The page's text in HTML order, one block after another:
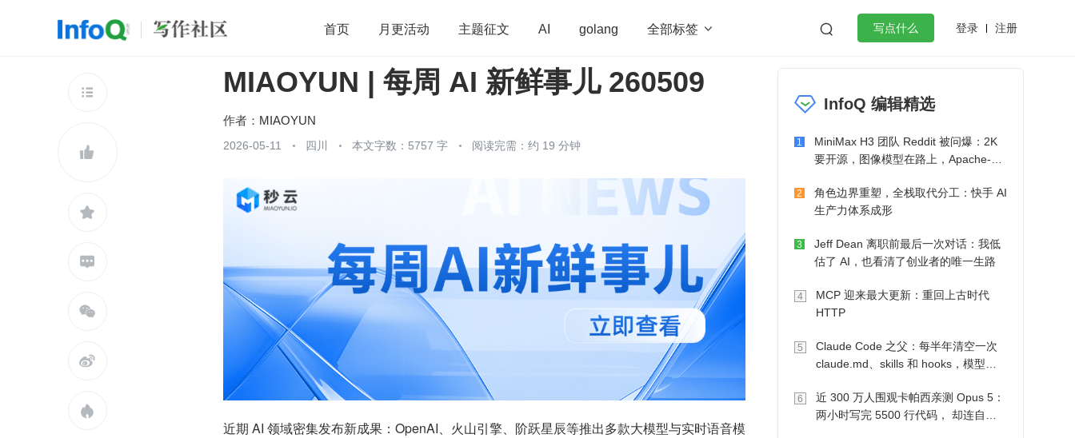
首页 月更活动 主题征文 AI golang 全部标签   写点什么 登录 注册
开源 架构 OpenHarmony 算法 学习方法 Web3.0 高效工作
微服务架构 flutter
查看更多







MIAOYUN | 每周 AI 新鲜事儿 260509
作者： MIAOYUN
2026-05-11 四川 本文字数：5757 字 阅读完需：约 19 分钟
近期 AI 领域密集发布新成果：OpenAI、火山引擎、阶跃星辰等推出多款大模型与实时语音模
InfoQ 编辑精选
1
MiniMax H3 团队 Reddit 被问爆：2K
要开源，图像模型在路上，Apache-2.0
2
角色边界重塑，全栈取代分工：快手 AI
生产力体系成形
3
Jeff Dean 离职前最后一次对话：我低
估了 AI，也看清了创业者的唯一生路
4
MCP 迎来最大更新：重回上古时代
HTTP
5
Claude Code 之父：每半年清空一次
claude.md、skills 和 hooks，模型自
6
近 300 万人围观卡帕西亲测 Opus 5：
两小时写完 5500 行代码， 却连自己